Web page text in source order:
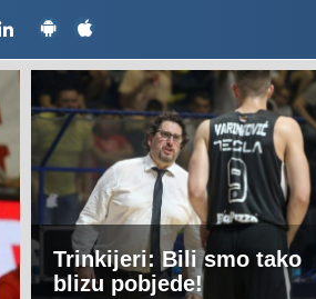
Trinkijeri: Bili smo tako
blizu pobjede!